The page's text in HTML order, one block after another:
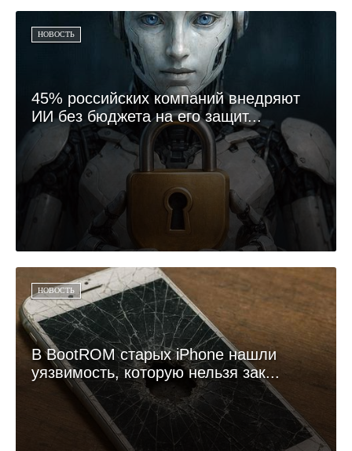
НОВОСТЬ
45% российских компаний внедряют
ИИ без бюджета на его защит...
НОВОСТЬ
В BootROM старых iPhone нашли
уязвимость, которую нельзя зак...